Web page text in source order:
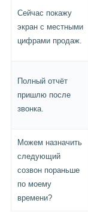
Сейчас покажу
экран с местными
цифрами продаж.
Полный отчёт
пришлю после
звонка.
Можем назначить
следующий
созвон пораньше
по моему
времени?